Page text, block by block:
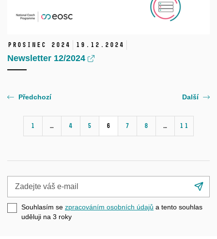
Prosinec 2024 19. 12. 2024
Newsletter 12/2024
Předchozí
1 … 4 5 6 7 8 … 11
Další
e-
mail
Souhlasím se zpracováním osobních údajů a tento souhlas
uděluji na 3 roky